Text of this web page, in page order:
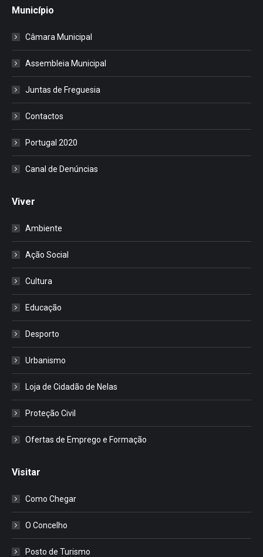
Município
Câmara Municipal
Assembleia Municipal
Juntas de Freguesia
Contactos
Portugal 2020
Canal de Denúncias
Viver
Ambiente
Ação Social
Cultura
Educação
Desporto
Urbanismo
Loja de Cidadão de Nelas
Proteção Civil
Ofertas de Emprego e Formação
Visitar
Como Chegar
O Concelho
Posto de Turismo